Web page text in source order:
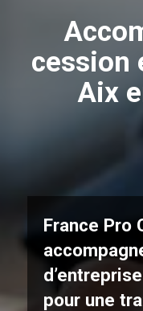
cession
Aix
France Pro
pour une